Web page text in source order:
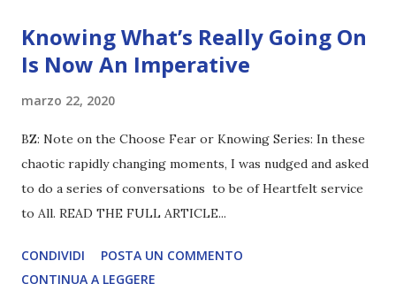
Knowing What’s Really Going On
Is Now An Imperative
marzo 22, 2020
BZ: Note on the Choose Fear or Knowing Series: In these
chaotic rapidly changing moments, I was nudged and asked
to do a series of conversations to be of Heartfelt service
to All. READ THE FULL ARTICLE...
CONDIVIDI
POSTA UN COMMENTO
CONTINUA A LEGGERE